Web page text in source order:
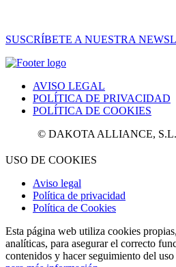
SUSCRÍBETE A NUESTRA
AVISO LEGAL
POLÍTICA DE PRIVACIDAD
POLÍTICA DE COOKIES
© DAKOTA ALLIANCE, S.L.
USO DE COOKIES
Aviso legal
Política de privacidad
Política de Cookies
Esta página web utiliza cookies
analíticas, para asegurar el correcto
contenidos y hacer seguimiento del